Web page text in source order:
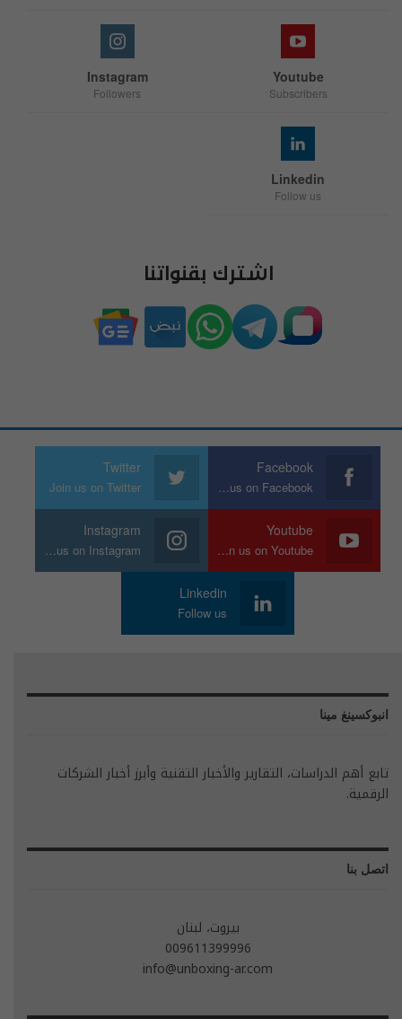
Youtube
Subscribers
Instagram
Followers
Linkedin
Follow us
اشترك بقنواتنا
Facebook
Join us on Facebook
Twitter
Join us on Twitter
Youtube
Join us on Youtube
Instagram
Join us on Instagram
Linkedin
Follow us
انبوكسينغ مينا
تابع أهم الدراسات، التقارير والأخبار التقنية وأبرز أخبار الشركات
الرقمية.
اتصل بنا
بيروت، لبنان
009611399996
info@unboxing-ar.com